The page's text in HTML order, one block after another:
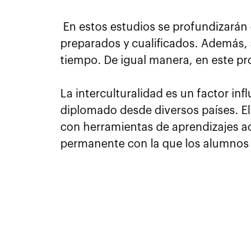
En estos estudios se
preparados y cualificados.
tiempo. De igual manera, en este
La interculturalidad es un factor
diplomado desde diversos países.
con herramientas de aprendizajes
permanente con la que los